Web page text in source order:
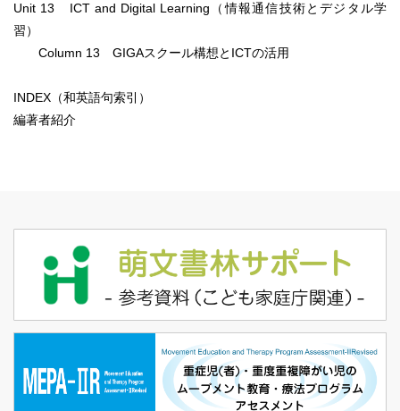
Unit 13 ICT and Digital Learning（情報通信技術とデジタル学
習）
Column 13 GIGAスクール構想とICTの活用
INDEX（和英語句索引）
編著者紹介